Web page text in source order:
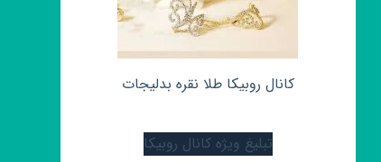
کانال روبیکا طلا نقره بدلیجات
تبلیغ ویژه کانال روبیکا